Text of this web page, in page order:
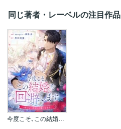
同じ著者・レーベルの注目作品
今度こそ､この結婚を回避します～愛のないあなたと離れる方法～